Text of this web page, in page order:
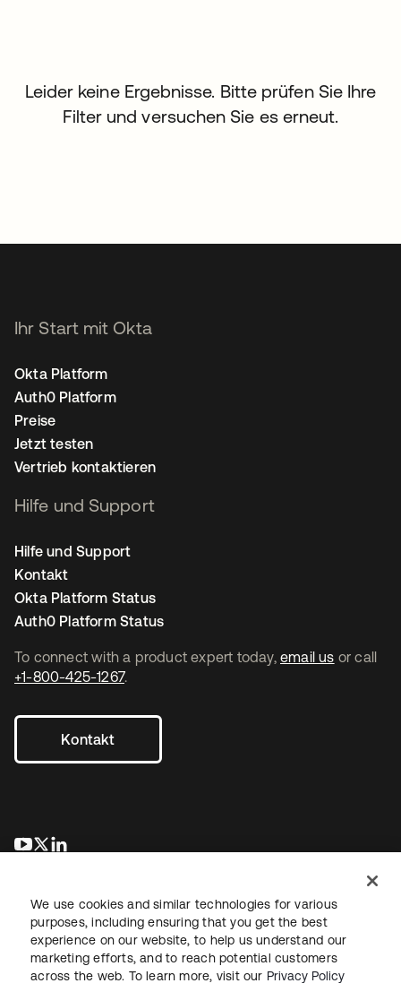
Leider keine Ergebnisse. Bitte prüfen Sie Ihre
Filter und versuchen Sie es erneut.
To connect with a product expert today, email us or call
+1-800-425-1267.
Kontakt
wird in einer neuen Registerkarte geöffnet
wird in einer neuen Registerkarte geöffnet
Ihr Start mit Okta
Okta Platform
Auth0 Platform
Preise
Jetzt testen
Vertrieb kontaktieren
Hilfe und Support
Hilfe und Support
Kontakt
Okta Platform Status
Auth0 Platform Status
RechtDatenschutzrichtlinieNutzungsbedingungenSicherheit
We use cookies and similar technologies for various
purposes, including ensuring that you get the best
experience on our website, to help us understand our
marketing efforts, and to reach potential customers
across the web. To learn more, visit our Privacy Policy